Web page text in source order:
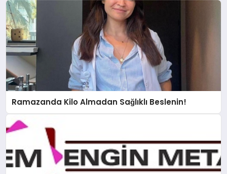
Ramazanda Kilo Almadan Sağlıklı Beslenin!